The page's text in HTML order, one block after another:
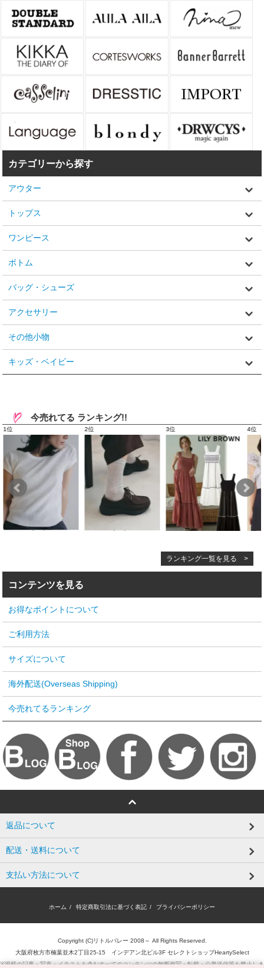
カテゴリーから探す
アウター
トップス
ワンピース
ボトム
バッグ・シューズ
アクセサリー
その他小物
キッズ・ベイビー
今売れてる ランキング!!
ランキング一覧を見る >
コンテンツを見る
お得なポイントについて
ご利用方法
サイズについて
海外配送(Overseas Shipping)
今売れてるランキング
返品について
配送・送料について
支払い方法について
ホーム / 特定商取引法に基づく表記 / プライバシーポリシー
Copyright (C)リトルバレー 2008～ All Rights Reserved.
大阪府枚方市楠葉並木2丁目25-15 インデアン北ビル3F セレクトショップHeartySelect
※掲載の記事・写真・イラストを含むすべてのコンテンツの無断複写・転載・公衆送信等を禁止しま